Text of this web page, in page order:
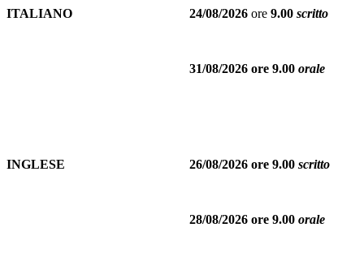
ITALIANO 24/08/2026 ore 9.00 scritto
31/08/2026 ore 9.00 orale
INGLESE 26/08/2026 ore 9.00 scritto
28/08/2026 ore 9.00 orale